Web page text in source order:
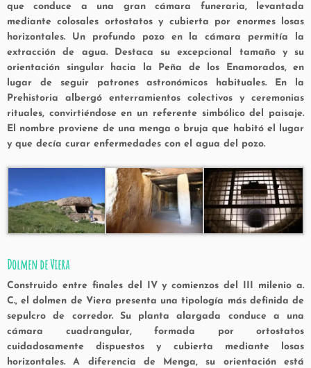
que conduce a una gran cámara funeraria, levantada
mediante colosales ortostatos y cubierta por enormes losas
horizontales. Un profundo pozo en la cámara permitía la
extracción de agua. Destaca su excepcional tamaño y su
orientación singular hacia la Peña de los Enamorados, en
lugar de seguir patrones astronómicos habituales. En la
Prehistoria albergó enterramientos colectivos y ceremonias
rituales, convirtiéndose en un referente simbólico del paisaje.
El nombre proviene de una menga o bruja que habitó el lugar
y que decía curar enfermedades con el agua del pozo.
Dolmen de Viera
Construido entre finales del IV y comienzos del III milenio a.
C., el dolmen de Viera presenta una tipología más definida de
sepulcro de corredor. Su planta alargada conduce a una
cámara cuadrangular, formada por ortostatos
cuidadosamente dispuestos y cubierta mediante losas
horizontales. A diferencia de Menga, su orientación está